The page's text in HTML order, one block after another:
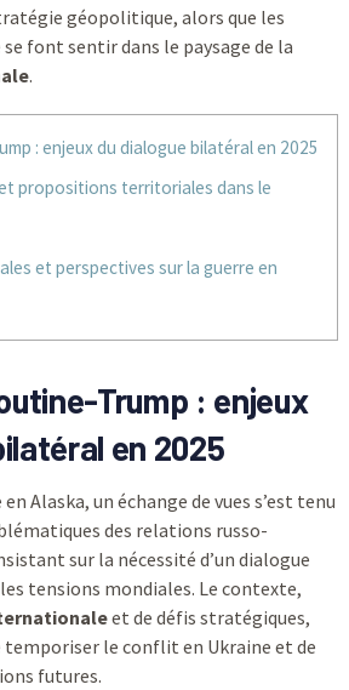
géopolitique, alors que les
font sentir dans le paysage de la
.
: enjeux du dialogue bilatéral en 2025
propositions territoriales dans le
et perspectives sur la guerre en
Trump : enjeux
en 2025
Alaska, un échange de vues s’est tenu
des relations russo-
sur la nécessité d’un dialogue
tensions mondiales. Le contexte,
et de défis stratégiques,
le conflit en Ukraine et de
futures.